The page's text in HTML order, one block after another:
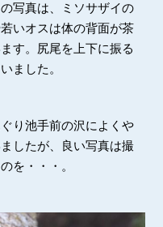
写真は、ミソサザイの
いオスは体の背面が茶
す。尻尾を上下に振る
ました。
り池手前の沢によくや
したが、良い写真は撮
を・・・。